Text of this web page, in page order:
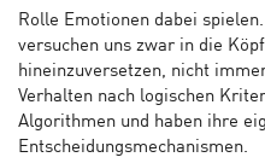
Rolle Emotionen dabei
versuchen uns zwar in die
hineinzuversetzen, nicht
Verhalten nach logischen
Algorithmen und haben ihre
Entscheidungsmechanismen.